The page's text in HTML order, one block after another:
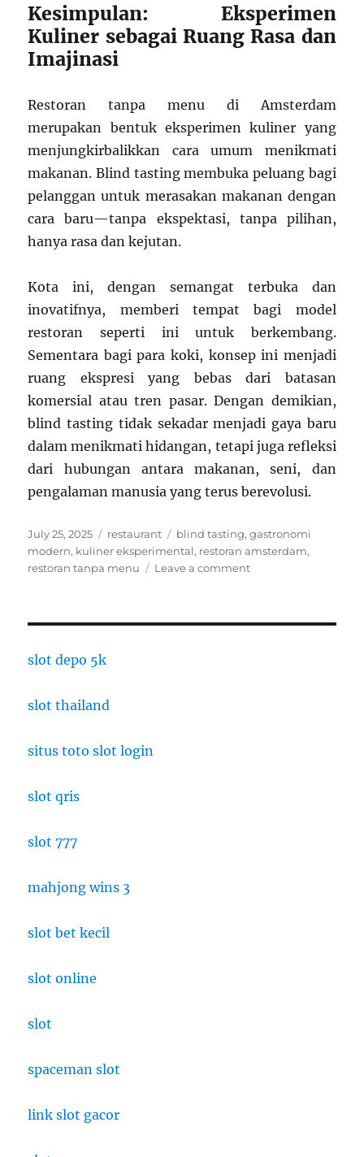
Kesimpulan: Eksperimen
Kuliner sebagai Ruang Rasa dan
Imajinasi
Restoran tanpa menu di Amsterdam
merupakan bentuk eksperimen kuliner yang
menjungkirbalikkan cara umum menikmati
makanan. Blind tasting membuka peluang bagi
pelanggan untuk merasakan makanan dengan
cara baru—tanpa ekspektasi, tanpa pilihan,
hanya rasa dan kejutan.
Kota ini, dengan semangat terbuka dan
inovatifnya, memberi tempat bagi model
restoran seperti ini untuk berkembang.
Sementara bagi para koki, konsep ini menjadi
ruang ekspresi yang bebas dari batasan
komersial atau tren pasar. Dengan demikian,
blind tasting tidak sekadar menjadi gaya baru
dalam menikmati hidangan, tetapi juga refleksi
dari hubungan antara makanan, seni, dan
pengalaman manusia yang terus berevolusi.
Posted
on
July 25, 2025 Categories
restaurant Tags
blind tasting,gastronomi
modern, kuliner eksperimental, restoran amsterdam,
restoran tanpa menu
Leave a commenton
slot depo 5k
slot thailand
situs toto slot login
slot qris
slot 777
mahjong wins 3
slot bet kecil
slot online
slot
spaceman slot
link slot gacor